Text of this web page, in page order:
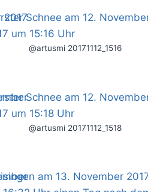
@artusmi 20171112_1516
@artusmi 20171112_1518